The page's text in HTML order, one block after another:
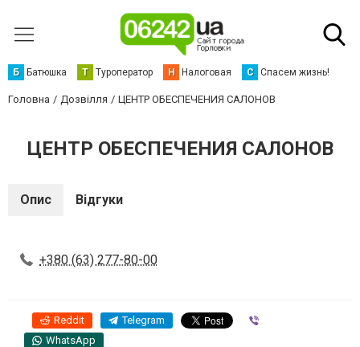
Б Батюшка Т Туроператор Н Налоговая С Спасем жизнь!
Головна Дозвілля ЦЕНТР ОБЕСПЕЧЕНИЯ САЛОНОВ
ЦЕНТР ОБЕСПЕЧЕНИЯ САЛОНОВ
Опис Відгуки
+380 (63) 277-80-00
Reddit Telegram
WhatsApp